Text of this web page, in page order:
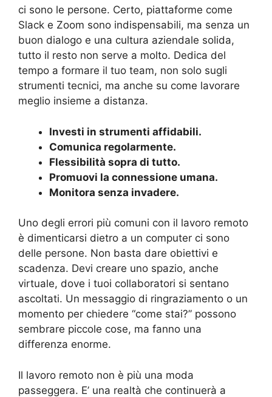
ci sono le persone. Certo, piattaforme come
Slack e Zoom sono indispensabili, ma senza un
buon dialogo e una cultura aziendale solida,
tutto il resto non serve a molto. Dedica del
tempo a formare il tuo team, non solo sugli
strumenti tecnici, ma anche su come lavorare
meglio insieme a distanza.
Investi in strumenti affidabili.
Comunica regolarmente.
Flessibilità sopra di tutto.
Promuovi la connessione umana.
Monitora senza invadere.
Uno degli errori più comuni con il lavoro remoto
è dimenticarsi dietro a un computer ci sono
delle persone. Non basta dare obiettivi e
scadenza. Devi creare uno spazio, anche
virtuale, dove i tuoi collaboratori si sentano
ascoltati. Un messaggio di ringraziamento o un
momento per chiedere “come stai?” possono
sembrare piccole cose, ma fanno una
differenza enorme.
Il lavoro remoto non è più una moda
passeggera. E’ una realtà che continuerà a